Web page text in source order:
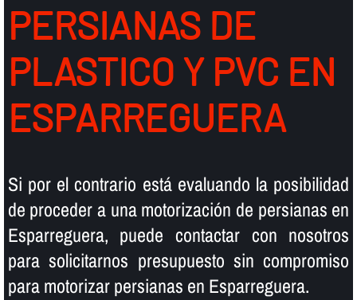
PERSIANAS DE
PLASTICO Y PVC EN
ESPARREGUERA
Si por el contrario está evaluando la posibilidad
de proceder a una motorización de persianas en
Esparreguera, puede contactar con nosotros
para solicitarnos presupuesto sin compromiso
para motorizar persianas en Esparreguera.